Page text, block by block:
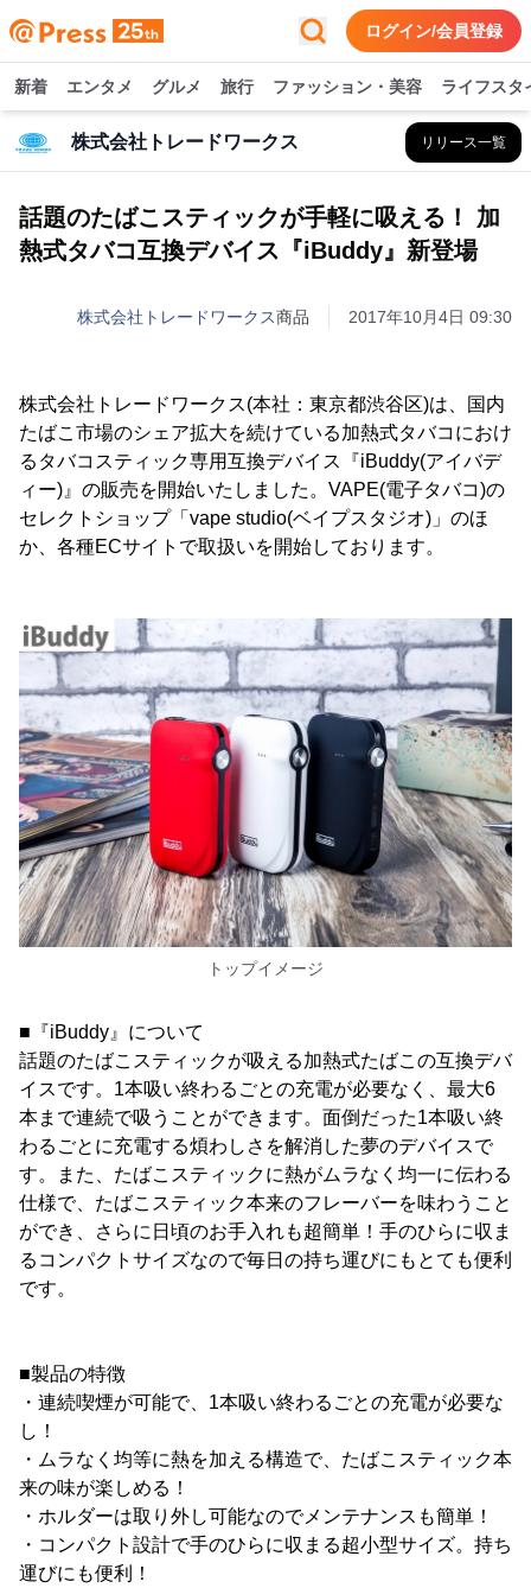
ログイン/会員登録
新着 エンタメ グルメ 旅行 ファッション・美容 ライフスタ
株式会社トレードワークス リリース一覧
話題のたばこスティックが手軽に吸える！ 加
熱式タバコ互換デバイス『iBuddy』新登場
株式会社トレードワークス商品 2017年10月4日 09:30
株式会社トレードワークス(本社：東京都渋谷区)は、国内
たばこ市場のシェア拡大を続けている加熱式タバコにおけ
るタバコスティック専用互換デバイス『iBuddy(アイバデ
ィー)』の販売を開始いたしました。VAPE(電子タバコ)の
セレクトショップ「vape studio(ベイプスタジオ)」のほ
か、各種ECサイトで取扱いを開始しております。
トップイメージ
■『iBuddy』について
話題のたばこスティックが吸える加熱式たばこの互換デバ
イスです。1本吸い終わるごとの充電が必要なく、最大6
本まで連続で吸うことができます。面倒だった1本吸い終
わるごとに充電する煩わしさを解消した夢のデバイスで
す。また、たばこスティックに熱がムラなく均一に伝わる
仕様で、たばこスティック本来のフレーバーを味わうこと
ができ、さらに日頃のお手入れも超簡単！手のひらに収ま
るコンパクトサイズなので毎日の持ち運びにもとても便利
です。
■製品の特徴
・連続喫煙が可能で、1本吸い終わるごとの充電が必要な
し！
・ムラなく均等に熱を加える構造で、たばこスティック本
来の味が楽しめる！
・ホルダーは取り外し可能なのでメンテナンスも簡単！
・コンパクト設計で手のひらに収まる超小型サイズ。持ち
運びにも便利！